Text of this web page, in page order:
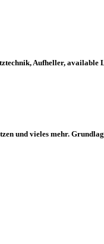
Aufheller, available
und vieles mehr.